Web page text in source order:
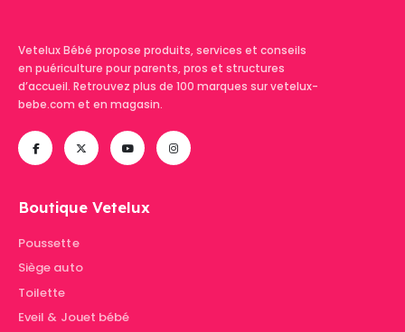
Vetelux Bébé propose produits, services et conseils
en puériculture pour parents, pros et structures
d’accueil. Retrouvez plus de 100 marques sur vetelux-
bebe.com et en magasin.
Boutique Vetelux
Poussette
Siège auto
Toilette
Eveil & Jouet bébé